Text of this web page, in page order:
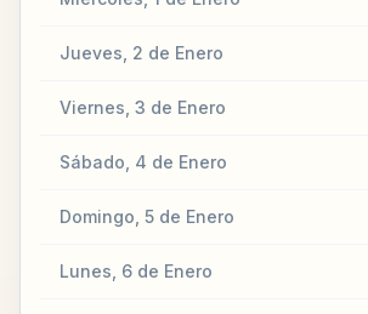
Jueves, 2 de Enero
Viernes, 3 de Enero
Sábado, 4 de Enero
Domingo, 5 de Enero
Lunes, 6 de Enero